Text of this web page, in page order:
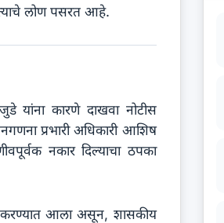
लोण पसरत आहे.
यांना कारणे दाखवा नोटीस
प्रभारी अधिकारी आशिष
नकार दिल्याचा ठपका
आला असून, शासकीय